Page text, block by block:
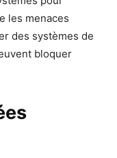
les menaces
des systèmes de
bloquer